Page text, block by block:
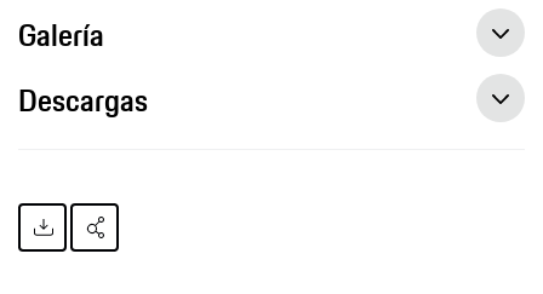
Galería
Descargas